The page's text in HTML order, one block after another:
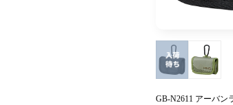
GB-N2611 アーバン